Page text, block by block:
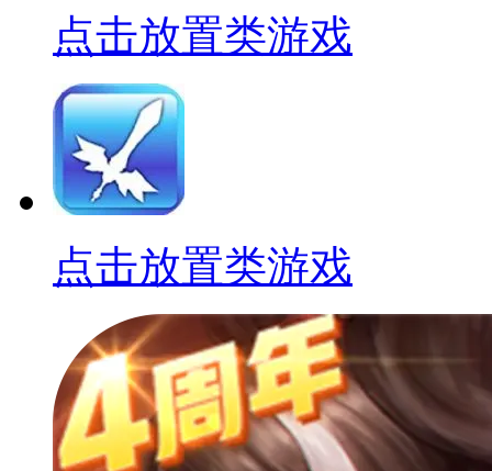
点击放置类游戏
点击放置类游戏